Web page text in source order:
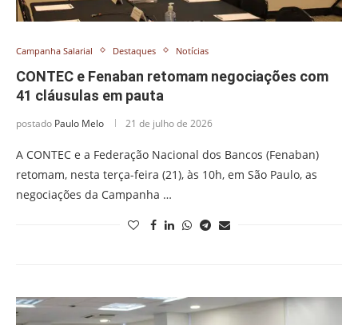
Campanha Salarial Destaques Notícias
CONTEC e Fenaban retomam negociações com
41 cláusulas em pauta
postado Paulo Melo 21 de julho de 2026
A CONTEC e a Federação Nacional dos Bancos (Fenaban)
retomam, nesta terça-feira (21), às 10h, em São Paulo, as
negociações da Campanha …